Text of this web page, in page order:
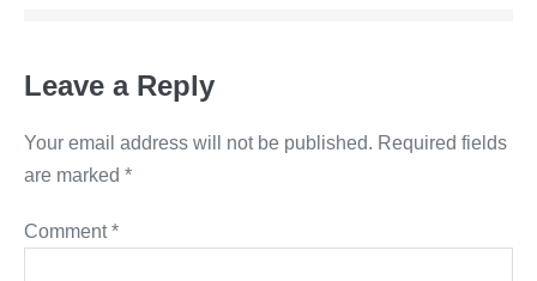
Leave a Reply
Your email address will not be published. Required fields
are marked *
Comment*